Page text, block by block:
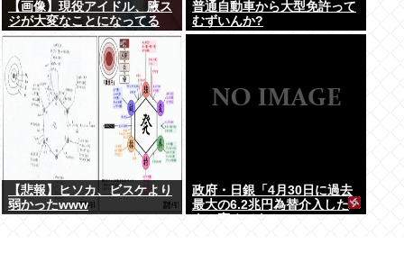
【画像】現役アイドル、腋ス
ジが大変なことになってる
www
普通自動車から大型免許って
むずいんか?
【悲報】ヒソカ、ビスケより
弱かったwww
政府・日銀「4月30日に過去
最大の6.2兆円為替介入した